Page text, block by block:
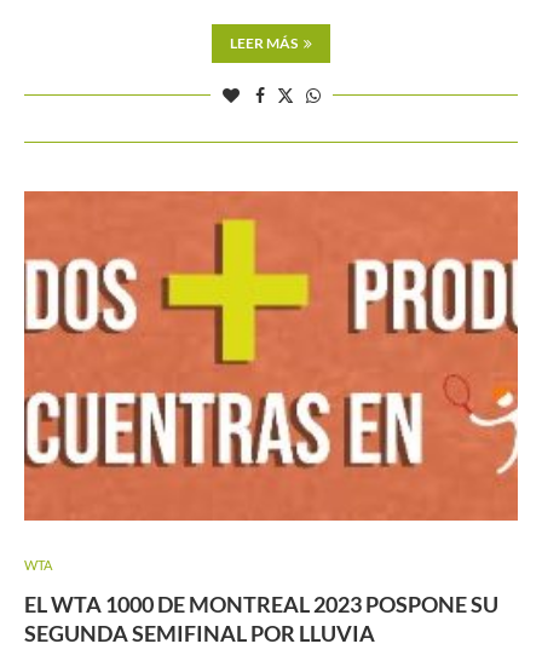
LEER MÁS
WTA
EL WTA 1000 DE MONTREAL 2023 POSPONE SU
SEGUNDA SEMIFINAL POR LLUVIA